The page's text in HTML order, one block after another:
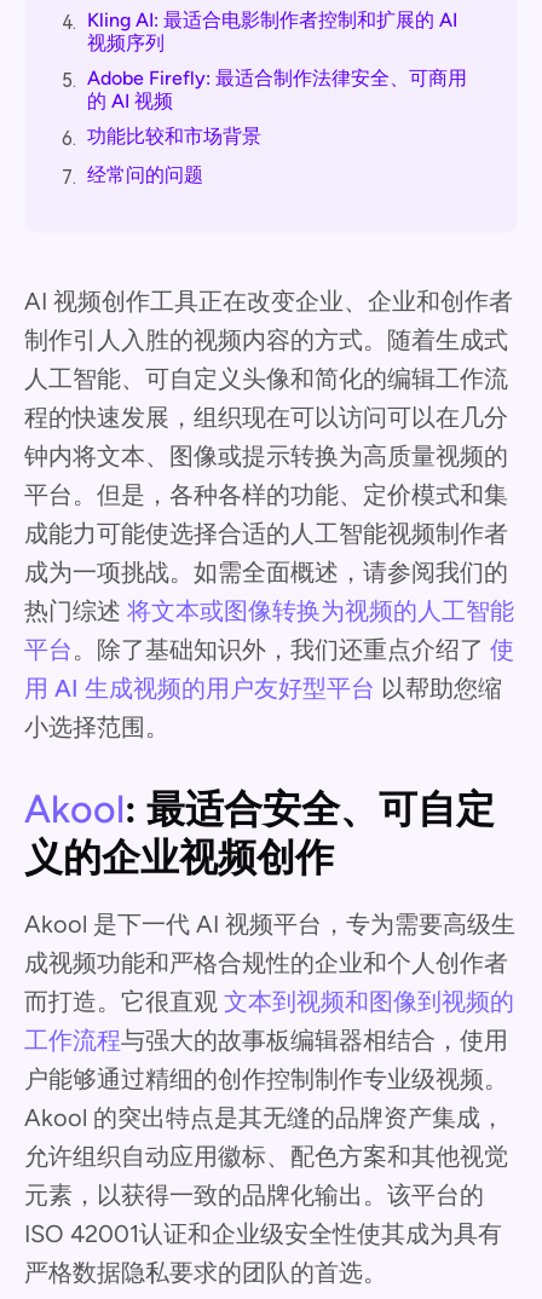
4. Kling AI: 最适合电影制作者控制和扩展的 AI
视频序列
5. Adobe Firefly: 最适合制作法律安全、可商用
的 AI 视频
6. 功能比较和市场背景
7. 经常问的问题
AI 视频创作工具正在改变企业、企业和创作者
制作引人入胜的视频内容的方式。随着生成式
人工智能、可自定义头像和简化的编辑工作流
程的快速发展，组织现在可以访问可以在几分
钟内将文本、图像或提示转换为高质量视频的
平台。但是，各种各样的功能、定价模式和集
成能力可能使选择合适的人工智能视频制作者
成为一项挑战。如需全面概述，请参阅我们的
热门综述 将文本或图像转换为视频的人工智能
平台。除了基础知识外，我们还重点介绍了 使
用 AI 生成视频的用户友好型平台 以帮助您缩
小选择范围。
Akool: 最适合安全、可自定
义的企业视频创作
Akool 是下一代 AI 视频平台，专为需要高级生
成视频功能和严格合规性的企业和个人创作者
而打造。它很直观 文本到视频和图像到视频的
工作流程与强大的故事板编辑器相结合，使用
户能够通过精细的创作控制制作专业级视频。
Akool 的突出特点是其无缝的品牌资产集成，
允许组织自动应用徽标、配色方案和其他视觉
元素，以获得一致的品牌化输出。该平台的
ISO 42001认证和企业级安全性使其成为具有
严格数据隐私要求的团队的首选。